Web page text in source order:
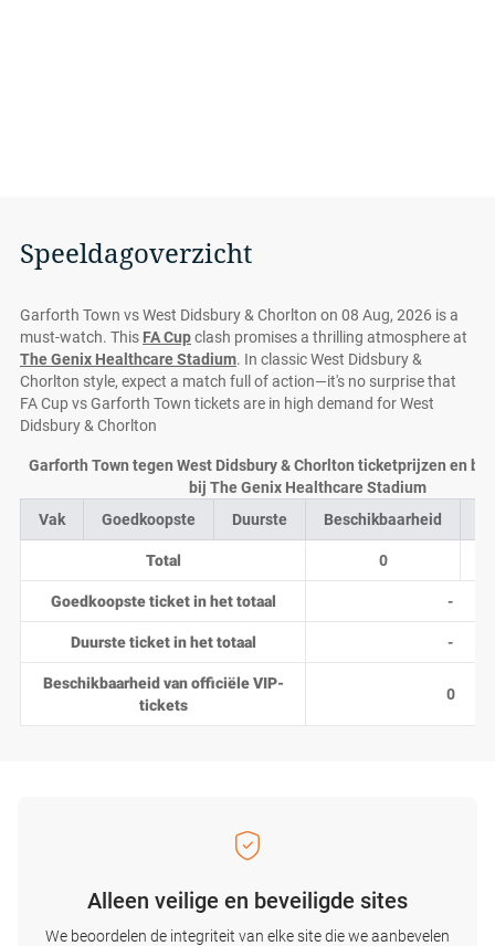
Speeldagoverzicht
Garforth Town vs West Didsbury & Chorlton on 08 Aug, 2026 is a
must-watch. This FA Cupclash promises a thrilling atmosphere at
The Genix Healthcare Stadium. In classic West Didsbury &
Chorlton style, expect a match full of action—it's no surprise that
FA Cup vs Garforth Town tickets are in high demand for West
Didsbury & Chorlton
Vak Goedkoopste Duurste Beschikbaarheid
Total 0
Goedkoopste ticket in het totaal -
Duurste ticket in het totaal -
Beschikbaarheid van officiële VIP-
tickets
0
Garforth Town tegen West Didsbury & Chorlton ticketprijzen en
bij The Genix Healthcare Stadium
Alleen veilige en beveiligde sites
We beoordelen de integriteit van elke site die we aanbevelen